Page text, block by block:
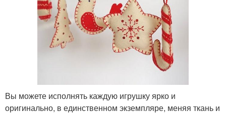
Вы можете исполнять каждую игрушку ярко и
оригинально, в единственном экземпляре, меняя ткань и